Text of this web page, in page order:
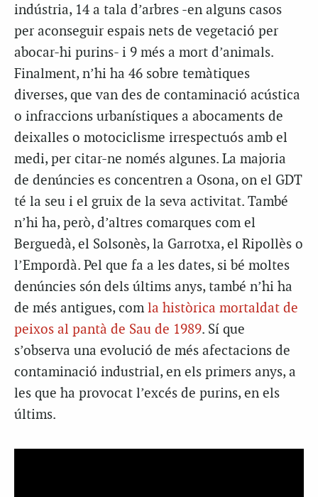
indústria, 14 a tala d’arbres -en alguns casos
per aconseguir espais nets de vegetació per
abocar-hi purins- i 9 més a mort d’animals.
Finalment, n’hi ha 46 sobre temàtiques
diverses, que van des de contaminació acústica
o infraccions urbanístiques a abocaments de
deixalles o motociclisme irrespectuós amb el
medi, per citar-ne només algunes. La majoria
de denúncies es concentren a Osona, on el GDT
té la seu i el gruix de la seva activitat. També
n’hi ha, però, d’altres comarques com el
Berguedà, el Solsonès, la Garrotxa, el Ripollès o
l’Empordà. Pel que fa a les dates, si bé moltes
denúncies són dels últims anys, també n’hi ha
de més antigues, com la històrica mortaldat de
peixos al pantà de Sau de 1989. Sí que
s’observa una evolució de més afectacions de
contaminació industrial, en els primers anys, a
les que ha provocat l’excés de purins, en els
últims.